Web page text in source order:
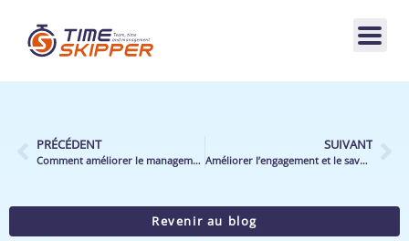
PRÉCÉDENT
Comment améliorer le management en magasin grâce à un outil de pilotage d’activité ?
SUIVANT
Améliorer l’engagement et le savoir-faire des managers de la distribution
Revenir au blog